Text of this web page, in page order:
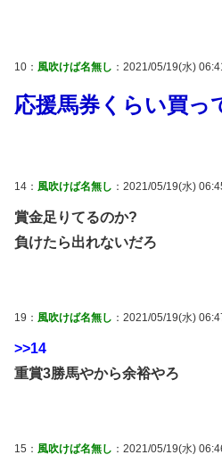
10： 風吹けば名無し ：2021/05/19(水)
応援馬券くらい買っ
14： 風吹けば名無し ：2021/05/19(水)
賞金足りてるのか?
負けたら出れないだろ
19： 風吹けば名無し ：2021/05/19(水)
>>14
重賞3勝馬やから余裕やろ
15： 風吹けば名無し ：2021/05/19(水)